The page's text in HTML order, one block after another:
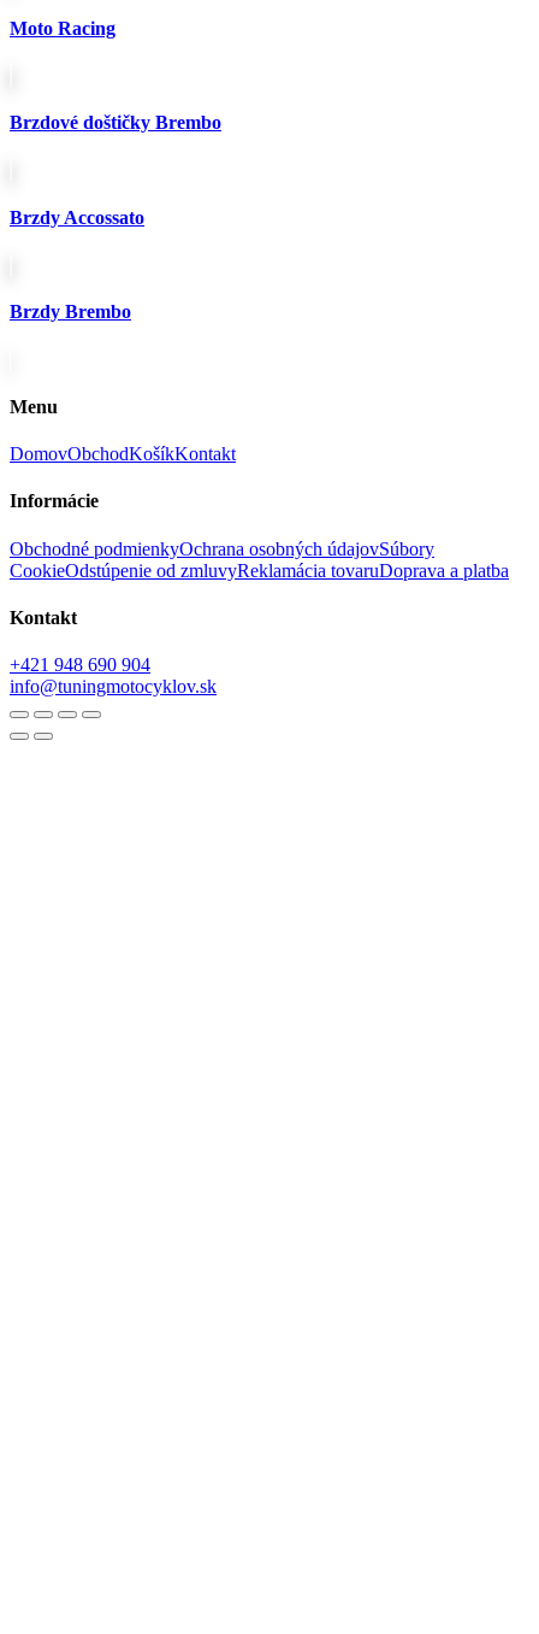
Moto Racing
Brzdové doštičky Brembo
Brzdy Accossato
Brzdy Brembo
Menu
DomovObchodKošíkKontakt
Informácie
Obchodné podmienkyOchrana osobných údajovSúbory
CookieOdstúpenie od zmluvyReklamácia tovaruDoprava a platba
Kontakt
+421 948 690 904
info@tuningmotocyklov.sk